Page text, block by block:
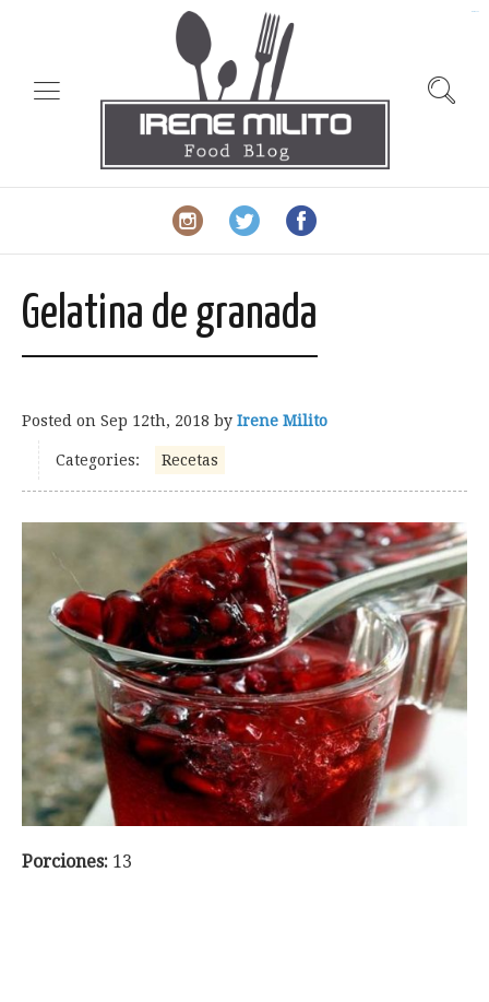
Gelatina de granada
Posted on Sep 12th, 2018 by Irene Milito
Categories: Recetas
Porciones: 13